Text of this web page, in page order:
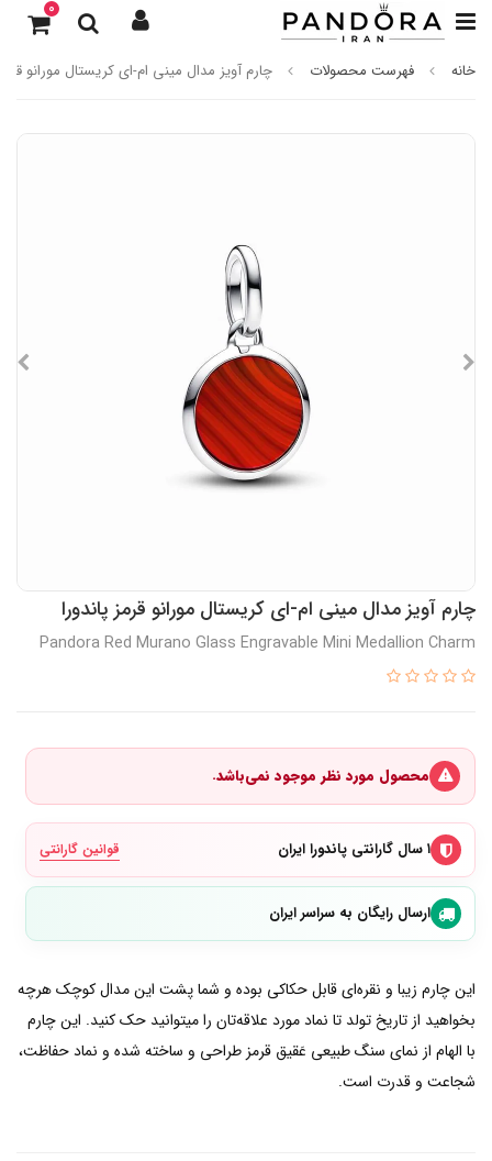
0
خانه فهرست محصولات چارم آویز مدال مینی ام-ای کریستال مورانو قرمز
چارم آویز مدال مینی ام-ای کریستال مورانو قرمز پاندورا
Pandora Red Murano Glass Engravable Mini Medallion Charm
محصول مورد نظر موجود نمی‌باشد.
۱ سال گارانتی پاندورا ایران قوانین گارانتی
ارسال رایگان به سراسر ایران
این چارم زیبا و نقره‌ای قابل حکاکی بوده و شما پشت این مدال کوچک هرچه
بخواهید از تاریخ تولد تا نماد مورد علاقه‌تان را میتوانید حک کنید. این چارم
با الهام از نمای سنگ طبیعی عَقیق قرمز طراحی و ساخته شده و نماد حفاظت،
شجاعت و قدرت است.